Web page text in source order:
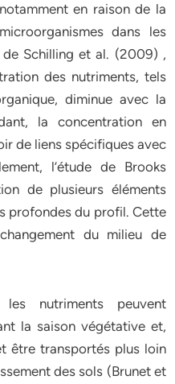
en raison de la
dans les
de Schilling et al. (2009) ,
des nutriments, tels
diminue avec la
la concentration en
de liens spécifiques avec
l’étude de Brooks
de plusieurs éléments
profondes du profil. Cette
du milieu de
nutriments peuvent
la saison végétative et,
être transportés plus loin
des sols (Brunet et